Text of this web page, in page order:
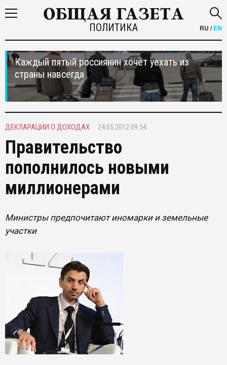
ПОЛИТИКА RU /EN
Каждый пятый россиянин хочет уехать из
страны навсегда
ДЕКЛАРАЦИИ О ДОХОДАХ 24.05.2012 09:54
Правительство
пополнилось новыми
миллионерами
Министры предпочитают иномарки и земельные
участки